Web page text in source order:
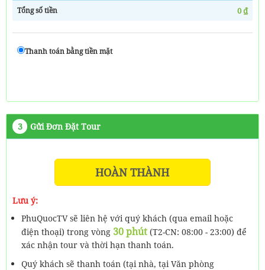
Tổng số tiền 0 ₫
Thanh toán bằng tiền mặt
3 Gửi Đơn Đặt Tour
HOÀN THÀNH
Lưu ý:
PhuQuocTV sẽ liên hệ với quý khách (qua email hoặc
điện thoại) trong vòng 30 phút (T2-CN: 08:00 - 23:00) để
xác nhận tour và thời hạn thanh toán.
Quý khách sẽ thanh toán (tại nhà, tại Văn phòng